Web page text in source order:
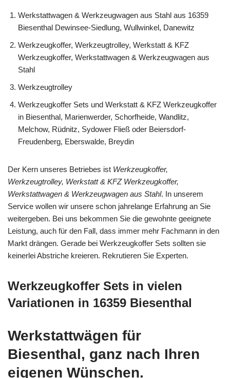
Werkstattwagen & Werkzeugwagen aus Stahl aus 16359
Biesenthal Dewinsee-Siedlung, Wullwinkel, Danewitz
Werkzeugkoffer, Werkzeugtrolley, Werkstatt & KFZ
Werkzeugkoffer, Werkstattwagen & Werkzeugwagen aus
Stahl
Werkzeugtrolley
Werkzeugkoffer Sets und Werkstatt & KFZ Werkzeugkoffer
in Biesenthal, Marienwerder, Schorfheide, Wandlitz,
Melchow, Rüdnitz, Sydower Fließ oder Beiersdorf-
Freudenberg, Eberswalde, Breydin
Der Kern unseres Betriebes ist Werkzeugkoffer,
Werkzeugtrolley, Werkstatt & KFZ Werkzeugkoffer,
Werkstattwagen & Werkzeugwagen aus Stahl. In unserem
Service wollen wir unsere schon jahrelange Erfahrung an Sie
weitergeben. Bei uns bekommen Sie die gewohnte geeignete
Leistung, auch für den Fall, dass immer mehr Fachmann in den
Markt drängen. Gerade bei Werkzeugkoffer Sets sollten sie
keinerlei Abstriche kreieren. Rekrutieren Sie Experten.
Werkzeugkoffer Sets in vielen
Variationen in 16359 Biesenthal
Werkstattwägen für
Biesenthal, ganz nach Ihren
eigenen Wünschen.